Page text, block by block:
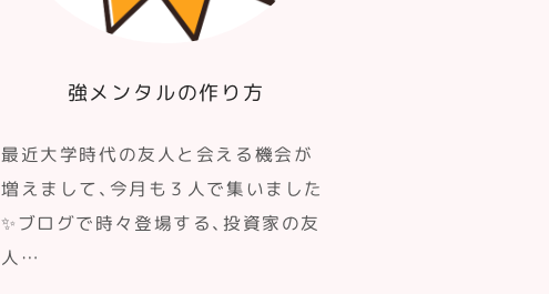
強メンタルの作り方
最近大学時代の友人と会える機会が
増えまして、今月も３人で集いました
✨ブログで時々登場する、投資家の友
人…